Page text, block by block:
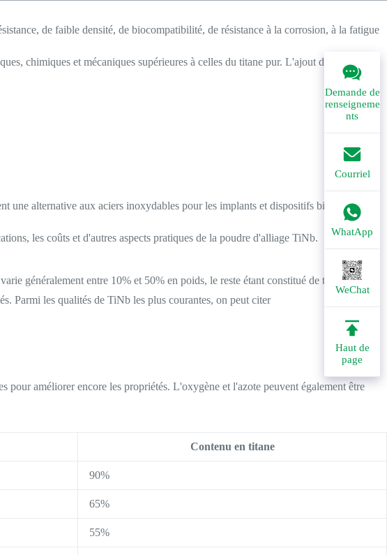
Demande de
renseigneme
nts
Courriel
WhatApp
WeChat
Haut de
page
de faible densité, de biocompatibilité, de résistance à la corrosion, à la fatigue
chimiques et mécaniques supérieures à celles du titane pur. L'ajout de niobium
une alternative aux aciers inoxydables pour les implants et dispositifs biomédicaux.
les coûts et d'autres aspects pratiques de la poudre d'alliage TiNb.
généralement entre 10% et 50% en poids, le reste étant constitué de titane.
Parmi les qualités de TiNb les plus courantes, on peut citer
pour améliorer encore les propriétés. L'oxygène et l'azote peuvent également être
Contenu en titane
90%
65%
55%